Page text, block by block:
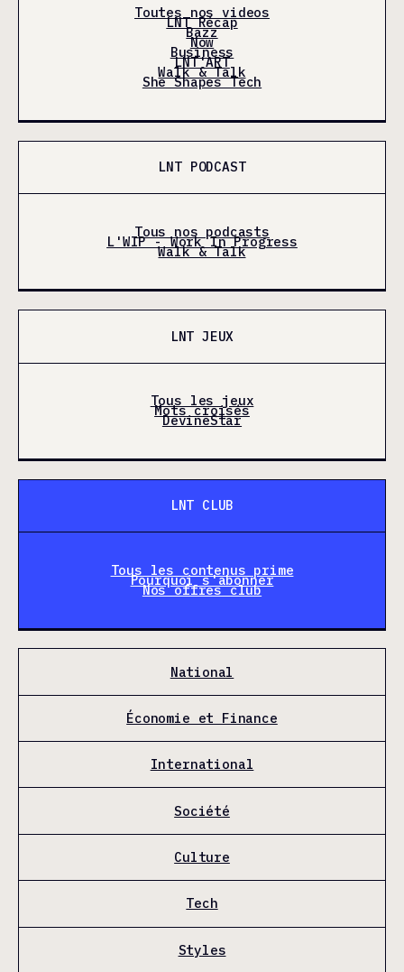
Toutes nos videos
LNT Récap
Bazz
Now
Business
LNT'ART
Walk & Talk
She Shapes Tech
LNT PODCAST
Tous nos podcasts
L'WIP - Work In Progress
Walk & Talk
LNT JEUX
Tous les jeux
Mots croisés
DevineStar
LNT CLUB
Tous les contenus prime
Pourquoi s'abonner
Nos offres club
National
Économie et Finance
International
Société
Culture
Tech
Styles